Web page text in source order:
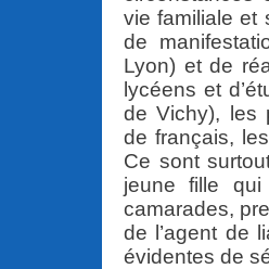
vie familiale et
de
Lyon) et de
lycéens et
de Vichy), les
de français,
Ce sont
jeune fille
camarades,
de l’agent de
évidentes de